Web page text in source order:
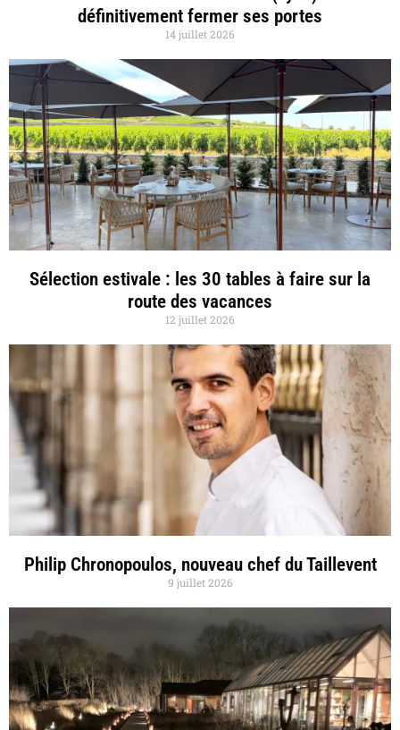
définitivement fermer ses portes
14 juillet 2026
Sélection estivale : les 30 tables à faire sur la
route des vacances
12 juillet 2026
Philip Chronopoulos, nouveau chef du Taillevent
9 juillet 2026